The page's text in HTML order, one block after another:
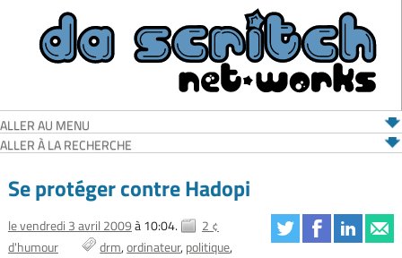
ALLER AU MENU
ALLER À LA RECHERCHE
Se protéger contre Hadopi
le vendredi 3 avril 2009à 10:04.
2 ¢
d'humour
drm ordinateur politique